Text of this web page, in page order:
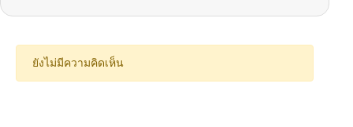
ยังไม่มีความคิดเห็น